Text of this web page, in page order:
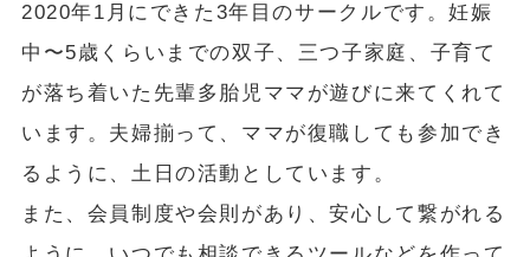
2020年1月にできた3年目のサークルです。妊娠
中〜5歳くらいまでの双子、三つ子家庭、子育て
が落ち着いた先輩多胎児ママが遊びに来てくれて
います。夫婦揃って、ママが復職しても参加でき
るように、土日の活動としています。
また、会員制度や会則があり、安心して繋がれる